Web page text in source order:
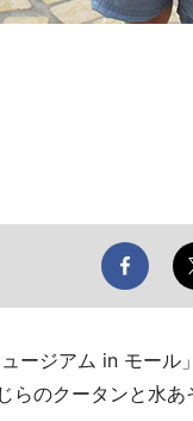
ージアム in モー
らのクータンと水あ